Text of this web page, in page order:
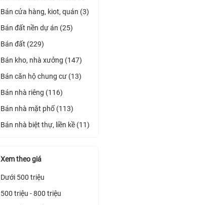
Bán cửa hàng, kiot, quán (3)
Bán đất nền dự án (25)
Bán đất (229)
Bán kho, nhà xưởng (147)
Bán căn hộ chung cư (13)
Bán nhà riêng (116)
Bán nhà mặt phố (113)
Bán nhà biệt thự, liền kề (11)
Xem theo giá
Dưới 500 triệu
500 triệu - 800 triệu